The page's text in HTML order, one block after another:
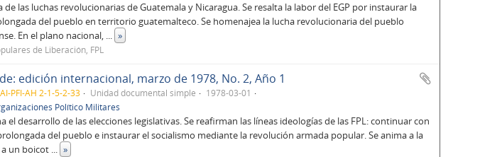
de las luchas revolucionarias de Guatemala y Nicaragua. Se resalta la labor del EGP por instaurar la
del pueblo en territorio guatemalteco. Se homenajea la lucha revolucionaria del pueblo
En el plano nacional, ... »
de Liberación, FPL
edición internacional, marzo de 1978, No. 2, Año 1
PFI-AH 2-1-5-2-33 Unidad documental simple
1978-03-01
Político Militares
el desarrollo de las elecciones legislativas. Se reafirman las líneas ideologías de las FPL: continuar con
del pueblo e instaurar el socialismo mediante la revolución armada popular. Se anima a la
un boicot ... »